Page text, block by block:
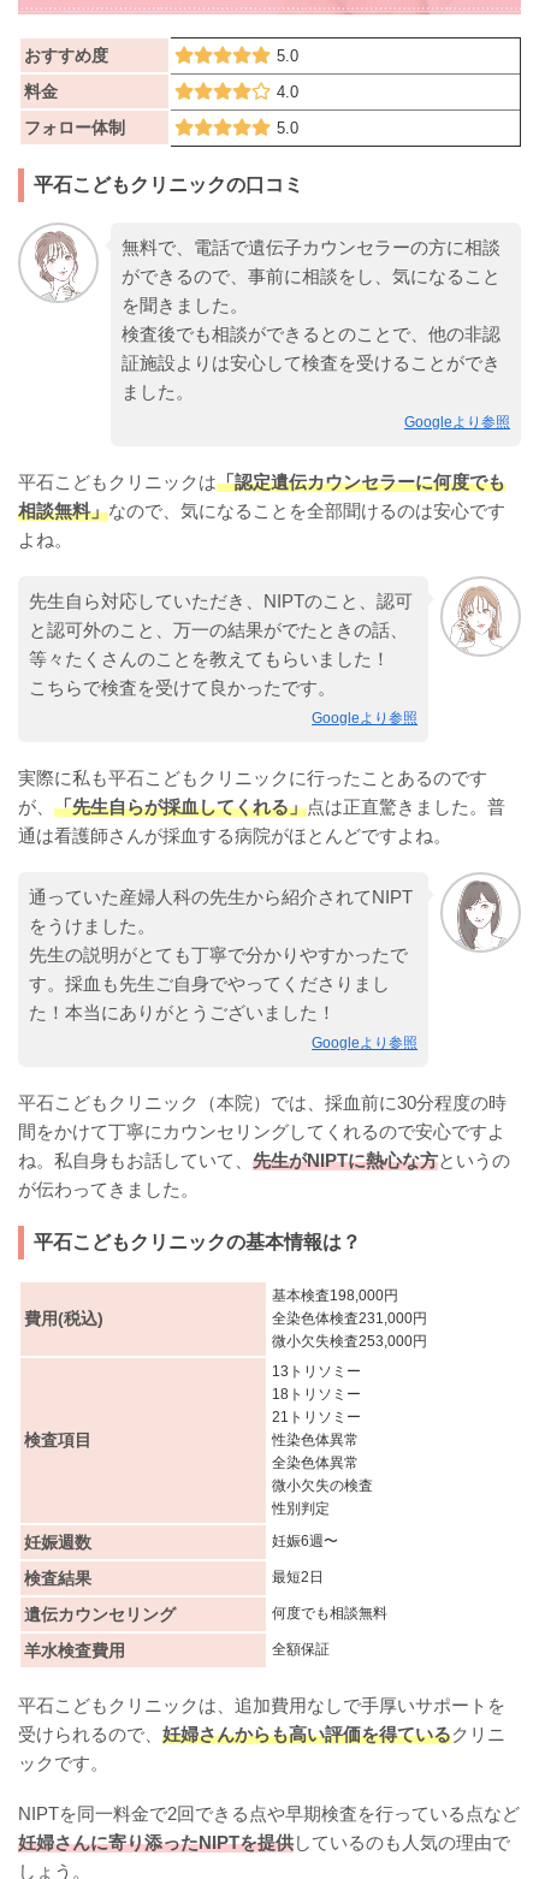
おすすめ度 5.0
料金 4.0
フォロー体制 5.0
平石こどもクリニックの口コミ
無料で、電話で遺伝子カウンセラーの方に相談
ができるので、事前に相談をし、気になること
を聞きました。
検査後でも相談ができるとのことで、他の非認
証施設よりは安心して検査を受けることができ
ました。
Googleより参照
平石こどもクリニックは「認定遺伝カウンセラーに何度でも
相談無料」なので、気になることを全部聞けるのは安心です
よね。
先生自ら対応していただき、NIPTのこと、認可
と認可外のこと、万一の結果がでたときの話、
等々たくさんのことを教えてもらいました！
こちらで検査を受けて良かったです。
Googleより参照
実際に私も平石こどもクリニックに行ったことあるのです
が、 「先生自らが採血してくれる」点は正直驚きました。普
通は看護師さんが採血する病院がほとんどですよね。
通っていた産婦人科の先生から紹介されてNIPT
をうけました。
先生の説明がとても丁寧で分かりやすかったで
す。採血も先生ご自身でやってくださりまし
た！本当にありがとうございました！
Googleより参照
平石こどもクリニック（本院）では、採血前に30分程度の時
間をかけて丁寧にカウンセリングしてくれるので安心ですよ
ね。私自身もお話していて、 先生がNIPTに熱心な方というの
が伝わってきました。
平石こどもクリニックの基本情報は？
費用(税込)
基本検査198,000円
全染色体検査231,000円
微小欠失検査253,000円
検査項目
13トリソミー
18トリソミー
21トリソミー
性染色体異常
全染色体異常
微小欠失の検査
性別判定
妊娠週数 妊娠6週〜
検査結果 最短2日
遺伝カウンセリング 何度でも相談無料
羊水検査費用 全額保証
平石こどもクリニックは、追加費用なしで手厚いサポートを
受けられるので、 妊婦さんからも高い評価を得ているクリニ
ックです。
NIPTを同一料金で2回できる点や早期検査を行っている点など
妊婦さんに寄り添ったNIPTを提供しているのも人気の理由で
しょう。